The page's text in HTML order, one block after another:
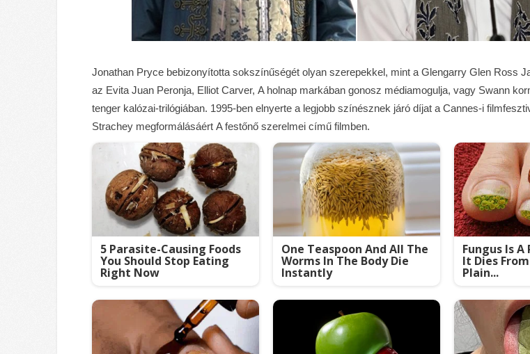
Jonathan Pryce bebizonyította sokszínűségét olyan szerepekkel, mint a Glengarry Glen Ross
az Evita Juan Peronja, Elliot Carver, A holnap markában gonosz médiamogulja, vagy Swann
tenger kalózai-trilógiában. 1995-ben elnyerte a legjobb színésznek járó díjat a Cannes-i
Strachey megformálásáért A festőnő szerelmei című filmben.
5 Parasite-Causing Foods
You Should Stop Eating
Right Now
One Teaspoon And All The
Worms In The Body Die
Instantly
Fungus Is
It Dies
Plain...